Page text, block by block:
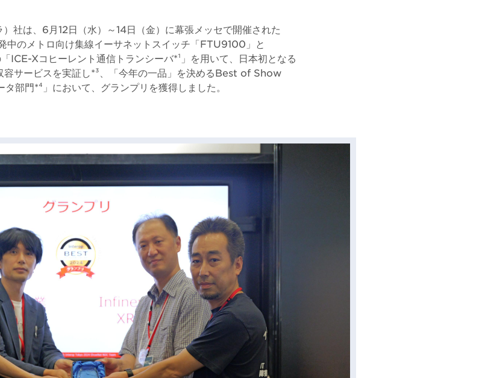
社は、6月12日（水）～14日（金）に幕張メッセで開催された
のメトロ向け集線イーサネットスイッチ「FTU9100」と
Xコヒーレント通信トランシーバ*¹」を用いて、日本初となる
容サービスを実証し*³、「今年の一品」を決めるBest of Show
部門*⁴」において、グランプリを獲得しました。